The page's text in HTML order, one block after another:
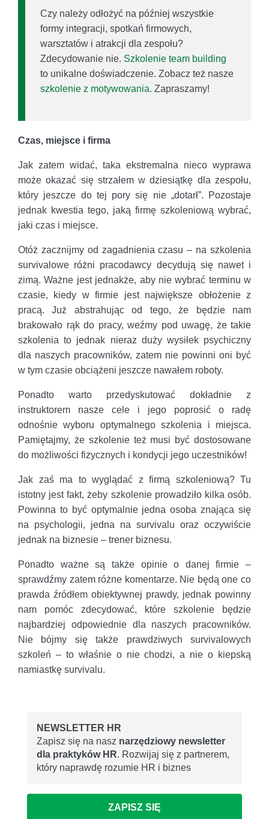
Czy należy odłożyć na później wszystkie
formy integracji, spotkań firmowych,
warsztatów i atrakcji dla zespołu?
Zdecydowanie nie. Szkolenie team building
to unikalne doświadczenie. Zobacz też nasze
szkolenie z motywowania. Zapraszamy!
Czas, miejsce i firma
Jak zatem widać, taka ekstremalna nieco wyprawa
może okazać się strzałem w dziesiątkę dla zespołu,
który jeszcze do tej pory się nie „dotarł”. Pozostaje
jednak kwestia tego, jaką firmę szkoleniową wybrać,
jaki czas i miejsce.
Otóż zacznijmy od zagadnienia czasu – na szkolenia
survivalowe różni pracodawcy decydują się nawet i
zimą. Ważne jest jednakże, aby nie wybrać terminu w
czasie, kiedy w firmie jest największe obłożenie z
pracą. Już abstrahując od tego, że będzie nam
brakowało rąk do pracy, weźmy pod uwagę, że takie
szkolenia to jednak nieraz duży wysiłek psychiczny
dla naszych pracowników, zatem nie powinni oni być
w tym czasie obciążeni jeszcze nawałem roboty.
Ponadto warto przedyskutować dokładnie z
instruktorem nasze cele i jego poprosić o radę
odnośnie wyboru optymalnego szkolenia i miejsca.
Pamiętajmy, że szkolenie też musi być dostosowane
do możliwości fizycznych i kondycji jego uczestników!
Jak zaś ma to wyglądać z firmą szkoleniową? Tu
istotny jest fakt, żeby szkolenie prowadziło kilka osób.
Powinna to być optymalnie jedna osoba znająca się
na psychologii, jedna na survivalu oraz oczywiście
jednak na biznesie – trener biznesu.
Ponadto ważne są także opinie o danej firmie –
sprawdźmy zatem różne komentarze. Nie będą one co
prawda źródłem obiektywnej prawdy, jednak powinny
nam pomóc zdecydować, które szkolenie będzie
najbardziej odpowiednie dla naszych pracowników.
Nie bójmy się także prawdziwych survivalowych
szkoleń – to właśnie o nie chodzi, a nie o kiepską
namiastkę survivalu.
NEWSLETTER HR
Zapisz się na nasz narzędziowy newsletter
dla praktyków HR. Rozwijaj się z partnerem,
który naprawdę rozumie HR i biznes
ZAPISZ SIĘ